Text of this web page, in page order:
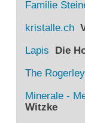
Familie
kristalle.ch
Lapis Die
The
Minerale -
Witzke